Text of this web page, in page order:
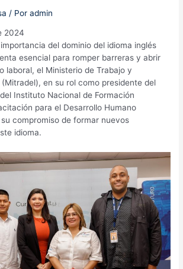
/ Poradmin
2024
del dominio del idioma inglés
esencial para romper barreras y abrir
laboral, el Ministerio de Trabajo y
en su rol como presidente del
Instituto Nacional de Formación
para el Desarrollo Humano
compromiso de formar nuevos
idioma.